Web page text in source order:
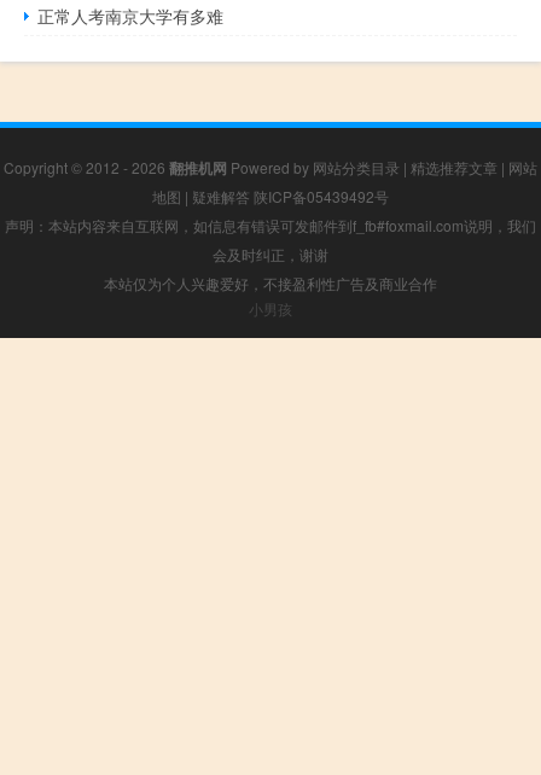
正常人考南京大学有多难
Copyright © 2012 - 2026 翻推机网 Powered by 网站分类目录 | 精选推荐文章 | 网站
地图 | 疑难解答 陕ICP备05439492号
声明：本站内容来自互联网，如信息有错误可发邮件到f_fb#foxmail.com说明，我们
会及时纠正，谢谢
本站仅为个人兴趣爱好，不接盈利性广告及商业合作
小男孩